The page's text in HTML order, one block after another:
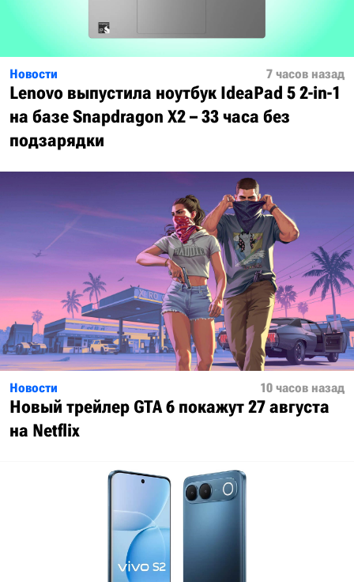
Новости 7 часов назад
Lenovo выпустила ноутбук IdeaPad 5 2-in-1
на базе Snapdragon X2 – 33 часа без
подзарядки
Новости 10 часов назад
Новый трейлер GTA 6 покажут 27 августа
на Netflix